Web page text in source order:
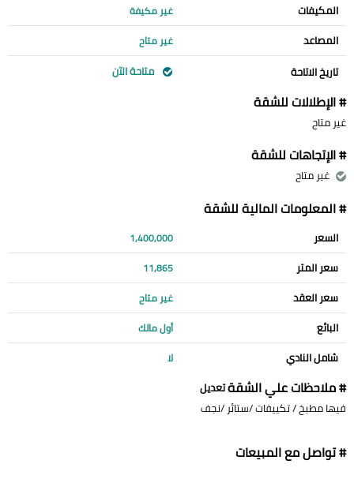
المكيفات غير مكيفة
المصاعد غير متاح
تاريخ الاتاحة متاحة الآن
# الإطلالات للشقة
غير متاح
# الإتجاهات للشقة
غير متاح
# المعلومات المالية للشقة
السعر 1,400,000
سعر المتر 11,865
سعر العقد غير متاح
البائع أول مالك
شامل النادي لا
# ملاحظات علي الشقةتعديل
فيها مطبخ / تكييفات /ستائر /نجف
# تواصل مع المبيعات